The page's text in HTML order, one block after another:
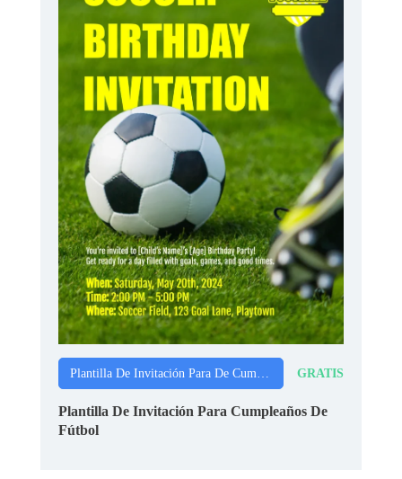
Plantilla De Invitación Para De Cumpleaños GRATIS
Plantilla De Invitación Para Cumpleaños De
Fútbol